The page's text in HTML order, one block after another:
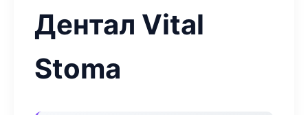
Дентал Vital
Stoma